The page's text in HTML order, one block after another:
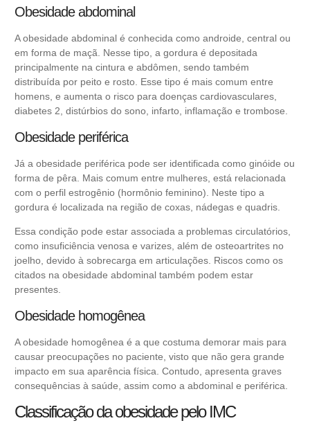
Obesidade abdominal
A obesidade abdominal é conhecida como androide, central ou
em forma de maçã. Nesse tipo, a gordura é depositada
principalmente na cintura e abdômen, sendo também
distribuída por peito e rosto. Esse tipo é mais comum entre
homens, e aumenta o risco para doenças cardiovasculares,
diabetes 2, distúrbios do sono, infarto, inflamação e trombose.
Obesidade periférica
Já a obesidade periférica pode ser identificada como ginóide ou
forma de pêra. Mais comum entre mulheres, está relacionada
com o perfil estrogênio (hormônio feminino). Neste tipo a
gordura é localizada na região de coxas, nádegas e quadris.
Essa condição pode estar associada a problemas circulatórios,
como insuficiência venosa e varizes, além de osteoartrites no
joelho, devido à sobrecarga em articulações. Riscos como os
citados na obesidade abdominal também podem estar
presentes.
Obesidade homogênea
A obesidade homogênea é a que costuma demorar mais para
causar preocupações no paciente, visto que não gera grande
impacto em sua aparência física. Contudo, apresenta graves
consequências à saúde, assim como a abdominal e periférica.
Classificação da obesidade pelo IMC